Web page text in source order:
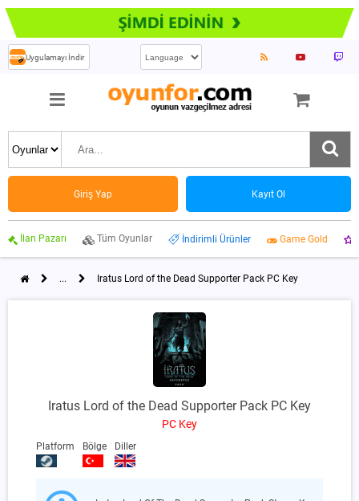
Uygulamayı İndir
Giriş Yap Kayıt Ol
İlan Pazarı Tüm Oyunlar İndirimli Ürünler Game Gold
... Iratus Lord of the Dead Supporter Pack PC Key
Iratus Lord of the Dead Supporter Pack PC Key
PC Key
Platform Bölge Diller